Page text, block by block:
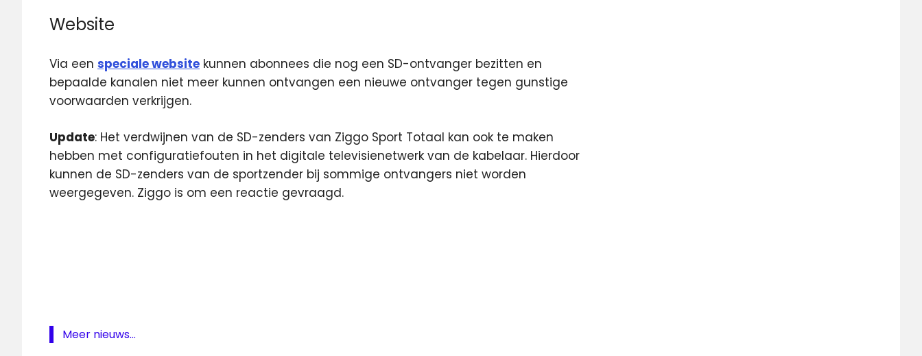
Website
Via een speciale website kunnen abonnees die nog een SD-ontvanger bezitten en
bepaalde kanalen niet meer kunnen ontvangen een nieuwe ontvanger tegen gunstige
voorwaarden verkrijgen.
Update: Het verdwijnen van de SD-zenders van Ziggo Sport Totaal kan ook te maken
hebben met configuratiefouten in het digitale televisienetwerk van de kabelaar. Hierdoor
kunnen de SD-zenders van de sportzender bij sommige ontvangers niet worden
weergegeven. Ziggo is om een reactie gevraagd.
SD-
Meer nieuws...